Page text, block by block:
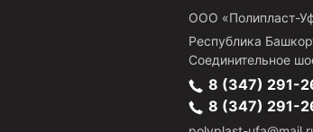
ООО «Полипласт-
Республика
Соединительное
8 (347) 291-
8 (347) 291-